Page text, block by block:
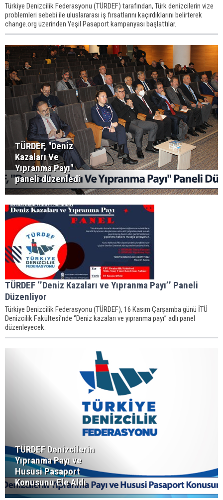
Türkiye Denizcilik Federasyonu (TÜRDEF) tarafından, Türk denizcilerin vize
problemleri sebebi ile uluslararası iş fırsatlarını kaçırdıklarını belirterek
change.org üzerinden Yeşil Pasaport kampanyası başlattılar.
TÜRDEF, "Deniz
Kazaları Ve
Yıpranma Payı"
paneli düzenledi
TÜRDEF ‘’Deniz Kazaları ve Yıpranma Payı’’ Paneli
Düzenliyor
Türkiye Denizcilik Federasyonu (TÜRDEF), 16 Kasım Çarşamba günü İTÜ
Denizcilik Fakültesi’nde ‘’Deniz kazaları ve yıpranma payı’’ adlı panel
düzenleyecek.
TÜRDEF Denizcilerin
Yıpranma Payı ve
Hususi Pasaport
Konusunu Ele Aldı